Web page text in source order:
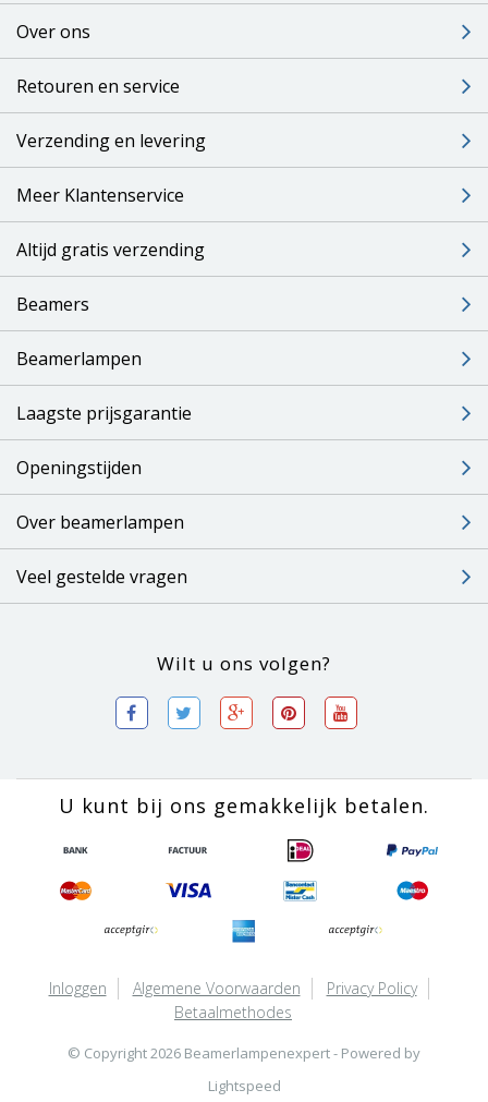
Over ons
Retouren en service
Verzending en levering
Meer Klantenservice
Altijd gratis verzending
Beamers
Beamerlampen
Laagste prijsgarantie
Openingstijden
Over beamerlampen
Veel gestelde vragen
Wilt u ons volgen?
U kunt bij ons gemakkelijk betalen.
Inloggen Algemene Voorwaarden
Privacy Policy
Betaalmethodes
© Copyright 2026 Beamerlampenexpert - Powered by
Lightspeed